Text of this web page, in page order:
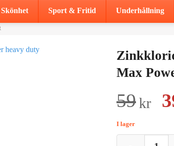
Skönhet Sport & Fritid Underhållning
Max
59kr
I lager